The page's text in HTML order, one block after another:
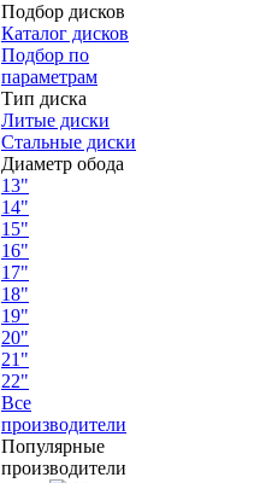
Подбор дисков
Каталог дисков
Подбор по
параметрам
Тип диска
Литые диски
Стальные диски
Диаметр обода
13"
14"
15"
16"
17"
18"
19"
20"
21"
22"
Все
производители
Популярные
производители